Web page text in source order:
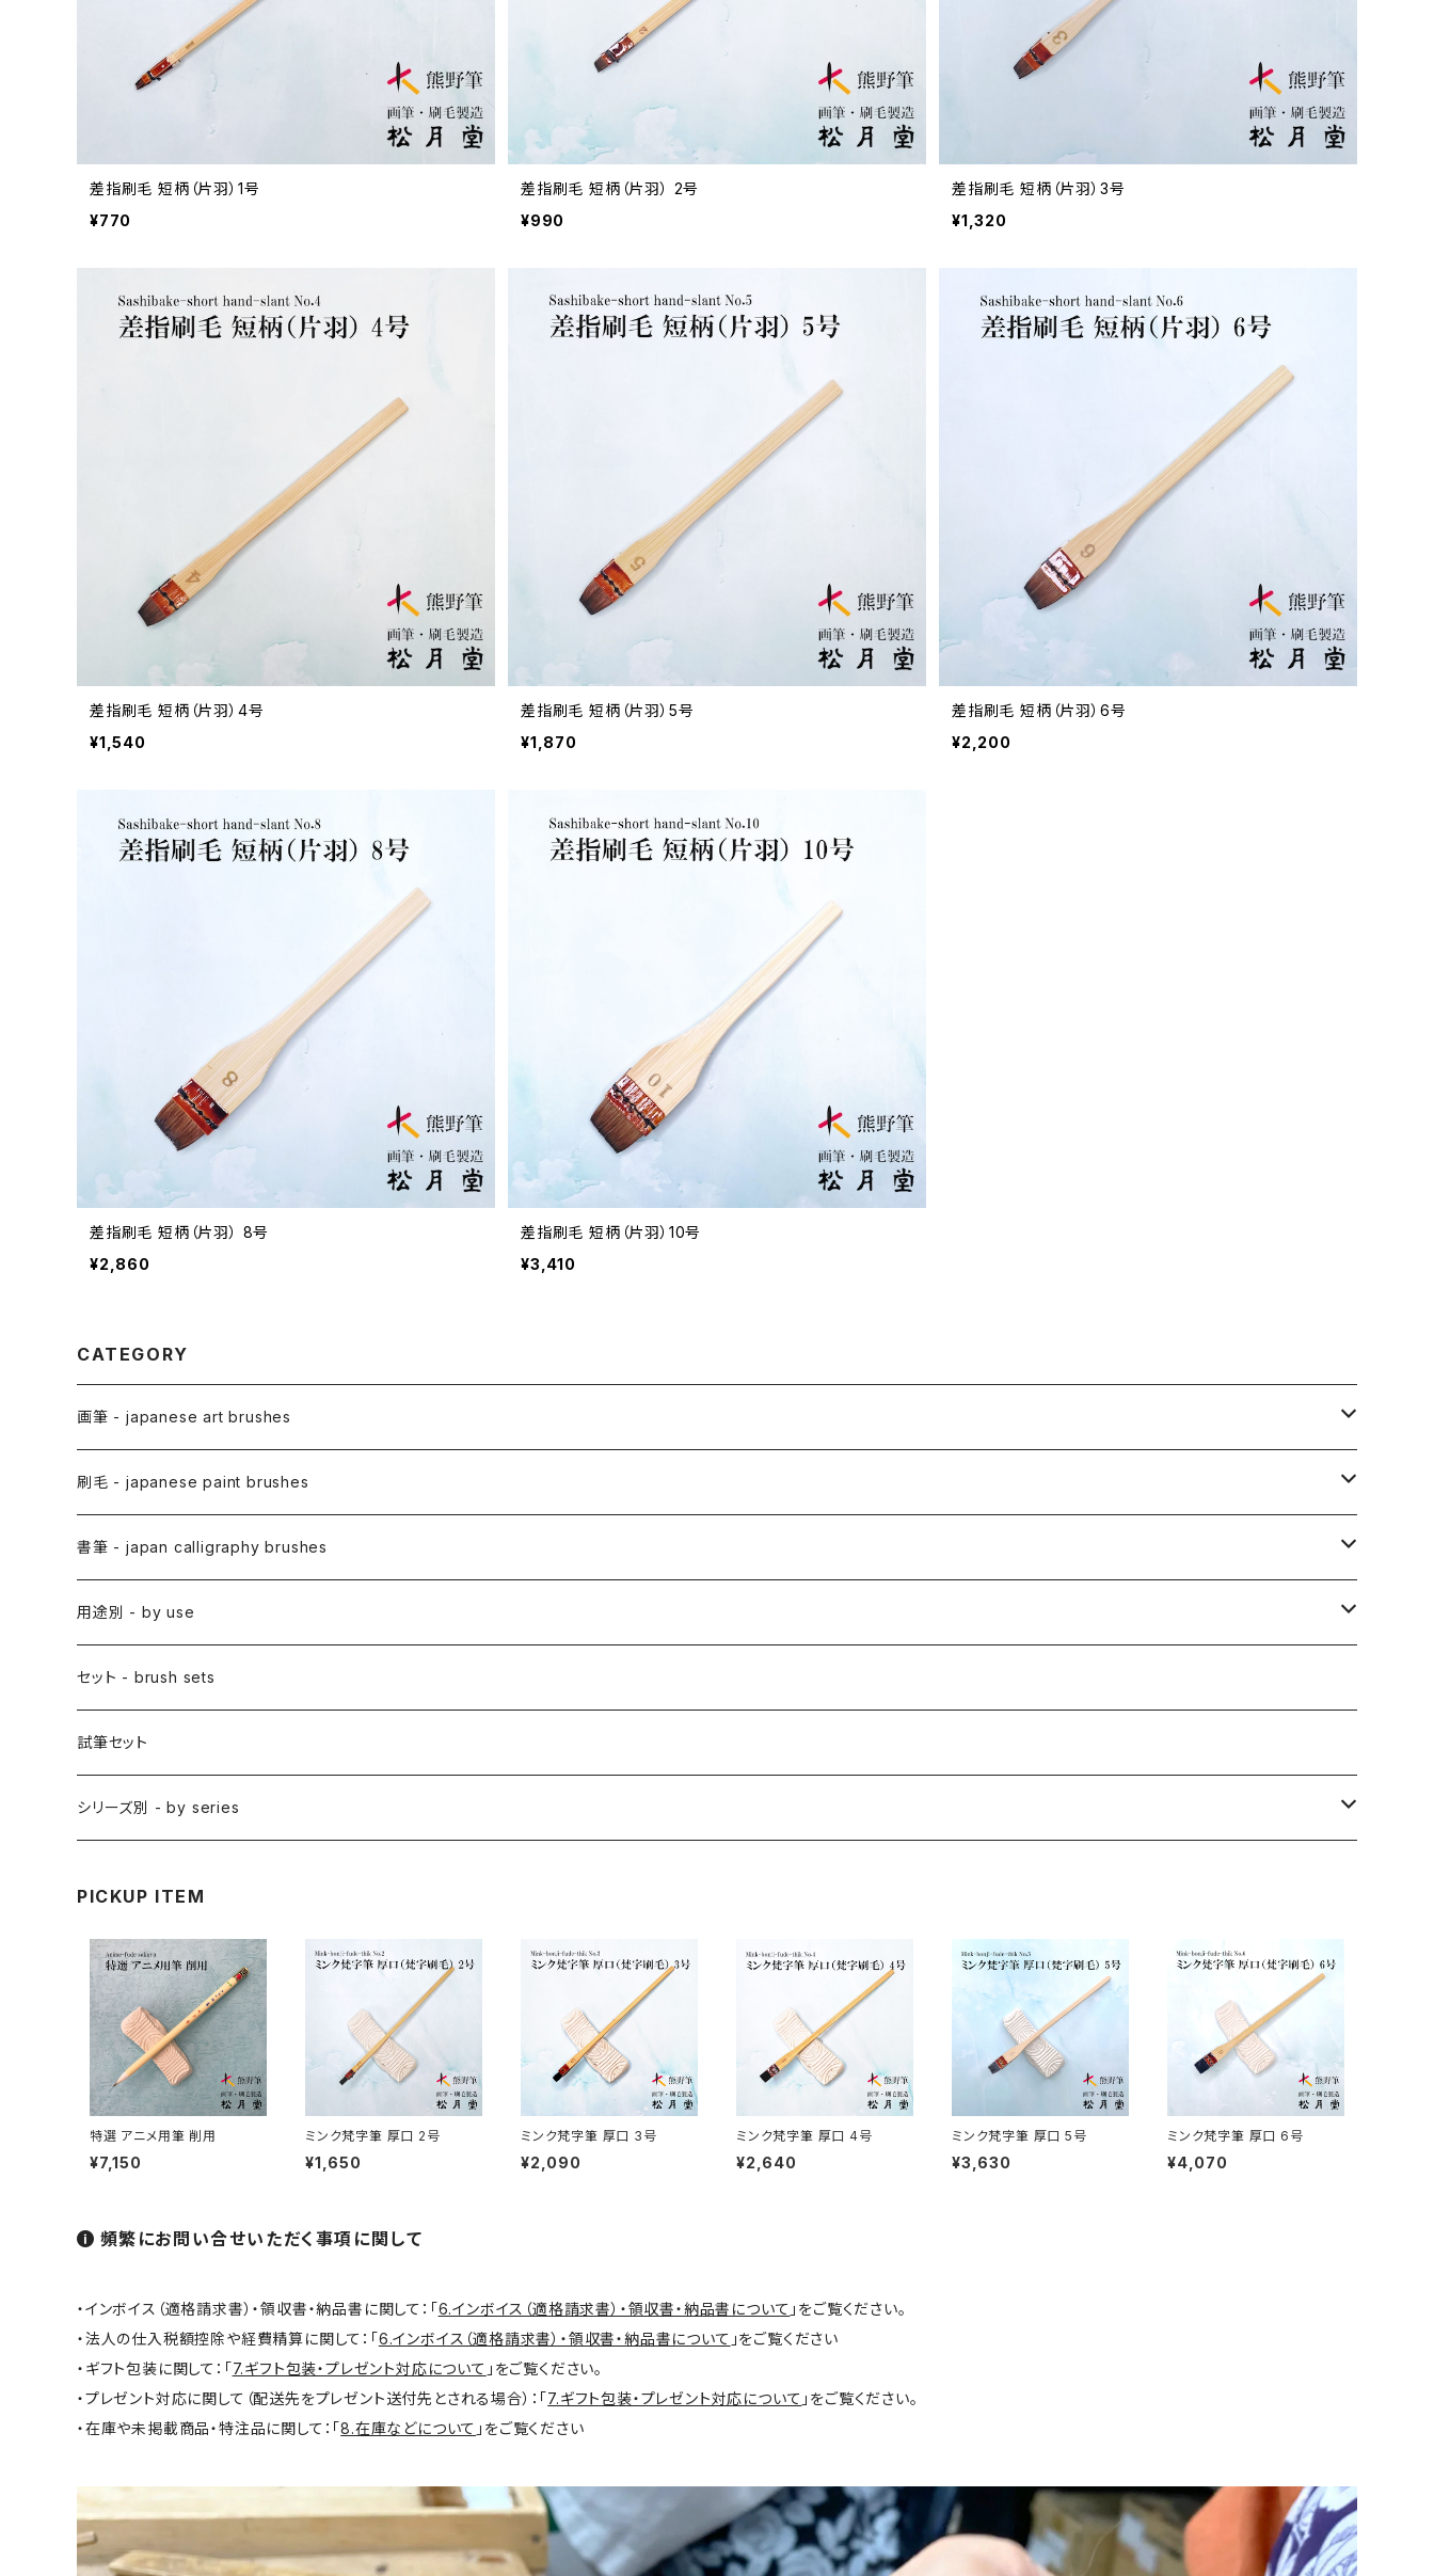
差指刷毛 短柄（片羽）1号
¥770
差指刷毛 短柄（片羽） 2号
¥990
差指刷毛 短柄（片羽）3号
¥1,320
差指刷毛 短柄（片羽）4号
¥1,540
差指刷毛 短柄（片羽）5号
¥1,870
差指刷毛 短柄（片羽）6号
¥2,200
差指刷毛 短柄（片羽） 8号
¥2,860
差指刷毛 短柄（片羽）10号
¥3,410
CATEGORY
画筆 - japanese art brushes
アニメ用筆 / ANIME(draw anime)
アニメ用線描筆
アニメ用平筆
絵手紙用筆 / ETEGAMI (pic letter)
彩色筆 / SAISHIKI (color)
面相筆 / MENSO (line,detail)
削用筆 / SAKUYO (all-purpose)
隈取筆 / KUMADORI (blur,color)
長流 / CHORYU (ink draw)
山馬筆 / SANBA (ink,rough line)
ローケツ筆 / ROUKETSU (batik)
俳画筆 / HAIGA (haiku picture)
付立筆 / TSUKETATEFUDE
如水 / NYOSUI (line,color)
蒔絵筆 / MAKIE
刷毛 - japanese paint brushes
絵刷毛 / EBAKE (paint brushs)
日本画用絵刷毛
アニメ用絵刷毛
スリ込刷毛 / SURIKOMIBAKE (stencil)
差指刷毛 / SASHIBAKE (silk dyeing)
梵字筆 / BONJI-FUDE (sanskrit)
料理用刷毛 / RYORIBAKE(kitchen)
竹刷毛 / TAKEBAKE
横刷毛
唐刷毛
日本画用唐刷毛
書筆 - japan calligraphy brushes
小筆
仮名用
禅シリーズ
用途別 - by use
日本画 - japanese-style painting
水墨画 - japanese ink paint/sumie
アニメ背景美術 - anime background art
アニメ水張り・ぼかし・グラデーション
アニメ特定用途描き・特殊
絵手紙 - picture letter
カリグラフィー - calligraphy
陶芸 - ceramics
染色（友禅・紅型・ろうけつ他） - dyeing
版画 -prints
セット - brush sets
試筆セット
シリーズ別 - by series
PICKUP ITEM
特選 アニメ用筆 削用
¥7,150
ミンク梵字筆 厚口 2号
¥1,650
ミンク梵字筆 厚口 3号
¥2,090
ミンク梵字筆 厚口 4号
¥2,640
ミンク梵字筆 厚口 5号
¥3,630
ミンク梵字筆 厚口 6号
¥4,070
頻繁にお問い合せいただく事項に関して
・インボイス（適格請求書）・領収書・納品書に関して：「6.インボイス（適格請求書）・領収書・納品書について 」をご覧ください。
・法人の仕入税額控除や経費精算に関して：「6.インボイス（適格請求書）・領収書・納品書について 」をご覧ください
・ギフト包装に関して：「7.ギフト包装・プレゼント対応について 」をご覧ください。
・プレゼント対応に関して（配送先をプレゼント送付先とされる場合）：「7.ギフト包装・プレゼント対応について 」をご覧ください。
・在庫や未掲載商品・特注品に関して：「8.在庫などについて 」をご覧ください